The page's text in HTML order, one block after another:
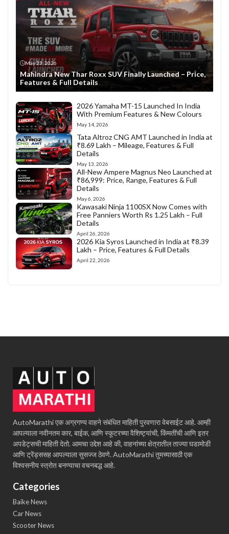
May 23, 2026
Mahindra New Thar Roxx SUV Finally Launched – Price,
Features & Full Details
2026 Yamaha MT-15 Launched In India
With Premium Features & New Colours
May 14, 2026
Tata Altroz CNG AMT Launched in India at
₹8.69 Lakh – Mileage, Features & Full
Details
May 13, 2026
All-New Ampere Magnus Neo Launched at
₹86,999: Price, Range, Features & Full
Details
May 6, 2026
Kawasaki Ninja 1100SX Now Comes with
Free Panniers Worth Rs 1.25 Lakh – Full
Details
April 26, 2026
2026 Kia Syros Launched in India at ₹8.39
Lakh – Price, Features & Full Details
April 22, 2026
AutoMarathi एक अग्रगण्य वाहने संबंधित माहिती पुरवणारा वेबसाईट आहे. आम्ही
आपल्याला नवीनतम कार, बाईक, आणि स्कूटरच्या वैशिष्ट्यांची, किंमतींची आणि इतर
अपडेट्सची माहिती देतो. आमचा उद्देश आहे की, वाहनांच्या क्षेत्रातील ताज्या घडामोडी
आणि ट्रेंड्ससह आपल्याला सुसज्ज ठेवणे. AutoMarathi तुमच्यासाठी एक
विश्वसनीय स्त्रोत बनण्याचा वचनबद्ध आहे.
Categories
Baike News
Car News
Scooter News